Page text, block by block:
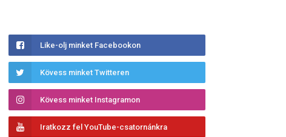
Like-olj minket Facebookon
Kövess minket Twitteren
Kövess minket Instagramon
Iratkozz fel YouTube-csatornánkra